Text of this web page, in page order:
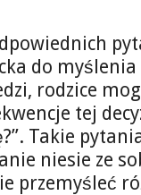
do
rodzice
tej
Takie
niesie ze
przemyśleć